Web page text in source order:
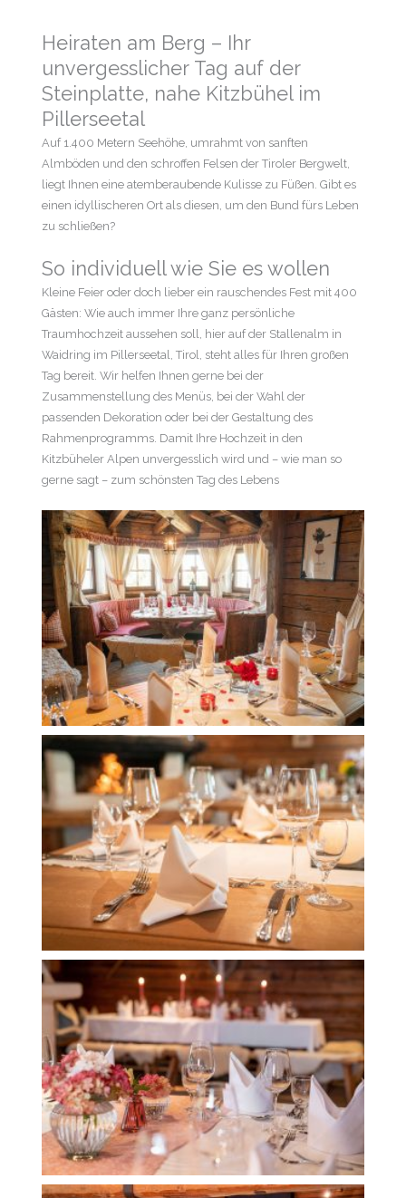
Heiraten am Berg – Ihr
unvergesslicher Tag auf der
Steinplatte, nahe Kitzbühel im
Pillerseetal
Auf 1.400 Metern Seehöhe, umrahmt von sanften
Almböden und den schroffen Felsen der Tiroler Bergwelt,
liegt Ihnen eine atemberaubende Kulisse zu Füßen. Gibt es
einen idyllischeren Ort als diesen, um den Bund fürs Leben
zu schließen?
So individuell wie Sie es wollen
Kleine Feier oder doch lieber ein rauschendes Fest mit 400
Gästen: Wie auch immer Ihre ganz persönliche
Traumhochzeit aussehen soll, hier auf der Stallenalm in
Waidring im Pillerseetal, Tirol, steht alles für Ihren großen
Tag bereit. Wir helfen Ihnen gerne bei der
Zusammenstellung des Menüs, bei der Wahl der
passenden Dekoration oder bei der Gestaltung des
Rahmenprogramms. Damit Ihre Hochzeit in den
Kitzbüheler Alpen unvergesslich wird und – wie man so
gerne sagt – zum schönsten Tag des Lebens